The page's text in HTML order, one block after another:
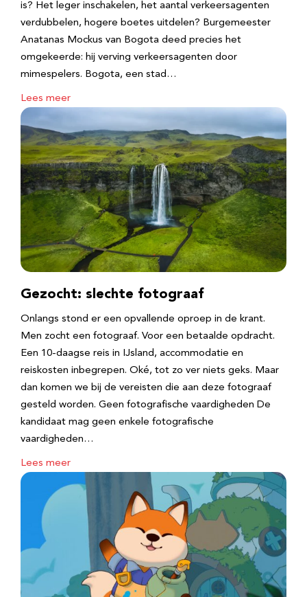
is? Het leger inschakelen, het aantal verkeersagenten
verdubbelen, hogere boetes uitdelen? Burgemeester
Anatanas Mockus van Bogota deed precies het
omgekeerde: hij verving verkeersagenten door
mimespelers. Bogota, een stad…
Lees meer
Gezocht: slechte fotograaf
Onlangs stond er een opvallende oproep in de krant.
Men zocht een fotograaf. Voor een betaalde opdracht.
Een 10-daagse reis in IJsland, accommodatie en
reiskosten inbegrepen. Oké, tot zo ver niets geks. Maar
dan komen we bij de vereisten die aan deze fotograaf
gesteld worden. Geen fotografische vaardigheden De
kandidaat mag geen enkele fotografische
vaardigheden…
Lees meer